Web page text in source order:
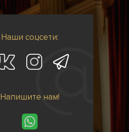
Наши соцсети:
Напишите нам!